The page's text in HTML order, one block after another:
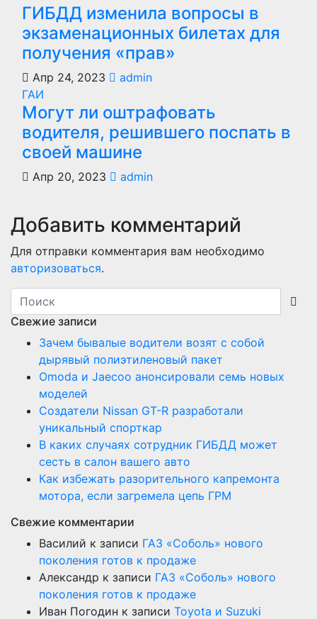
ГИБДД изменила вопросы в
экзаменационных билетах для
получения «прав»
Апр 24, 2023
admin
ГАИ
Могут ли оштрафовать
водителя, решившего поспать в
своей машине
Апр 20, 2023 admin
Добавить комментарий
Для отправки комментария вам необходимо
авторизоваться.
Свежие записи
Зачем бывалые водители возят с собой
дырявый полиэтиленовый пакет
Оmoda и Jaecoo анонсировали семь новых
моделей
Создатели Nissan GT-R разработали
уникальный спорткар
В каких случаях сотрудник ГИБДД может
сесть в салон вашего авто
Как избежать разорительного капремонта
мотора, если загремела цепь ГРМ
Свежие комментарии
Василий к записи ГАЗ «Соболь» нового
поколения готов к продаже
Александр к записи ГАЗ «Соболь» нового
поколения готов к продаже
Иван Погодин к записи Toyota и Suzuki